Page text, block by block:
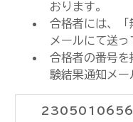
おります。
合格者には、「
メールにて送っ
合格者の番号を
験結果通知メー
2305010656